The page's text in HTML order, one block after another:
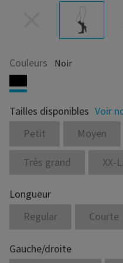
Couleurs Noir
Tailles disponibles Voir
Petit
Moyen
Très grand XX-
Longueur
Regular
Courte
Gauche/droite